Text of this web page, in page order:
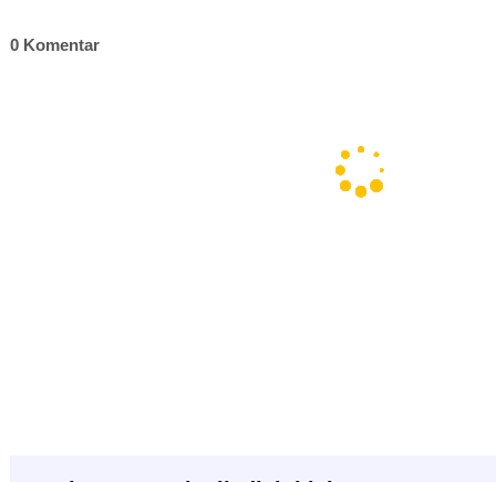
0 Komentar